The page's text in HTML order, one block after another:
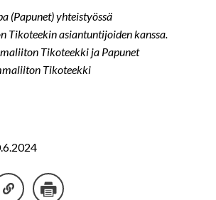
(Papunet) yhteistyössä
Tikoteekin asiantuntijoiden kanssa.
Tikoteekki ja Papunet
Tikoteekki